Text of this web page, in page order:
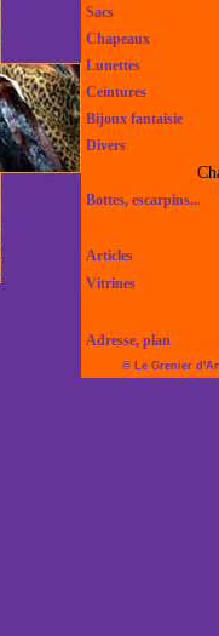
Sacs
Chapeaux
Lunettes
Ceintures
Bijoux fantaisie
Divers
Bottes, escarpins...
Articles
Vitrines
Adresse, plan
© Le Grenier